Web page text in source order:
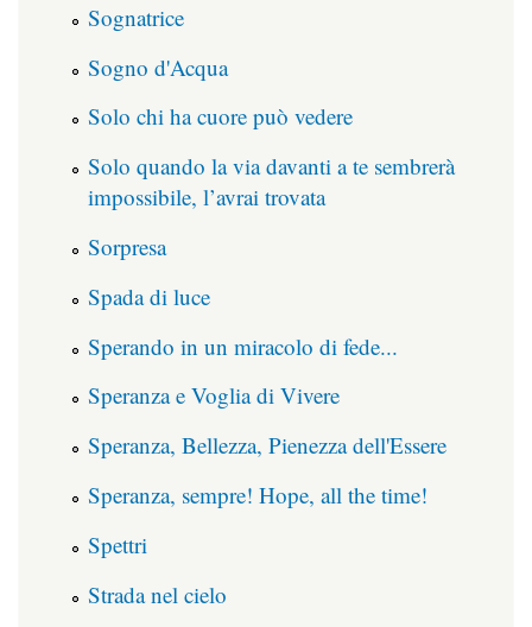
Sognatrice
Sogno d'Acqua
Solo chi ha cuore può vedere
Solo quando la via davanti a te sembrerà
impossibile, l’avrai trovata
Sorpresa
Spada di luce
Sperando in un miracolo di fede...
Speranza e Voglia di Vivere
Speranza, Bellezza, Pienezza dell'Essere
Speranza, sempre! Hope, all the time!
Spettri
Strada nel cielo